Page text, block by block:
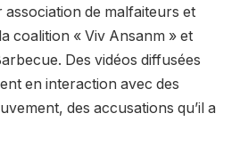
de malfaiteurs et
coalition « Viv Ansanm » et
Des vidéos diffusées
en interaction avec des
des accusations qu’il a